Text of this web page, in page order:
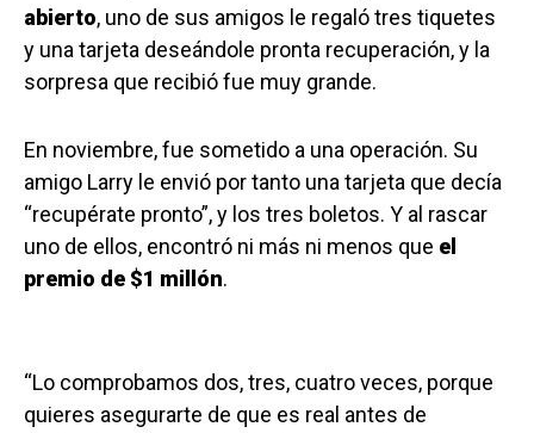
abierto, uno de sus amigos le regaló tres tiquetes
y una tarjeta deseándole pronta recuperación, y la
sorpresa que recibió fue muy grande.
En noviembre, fue sometido a una operación. Su
amigo Larry le envió por tanto una tarjeta que decía
“recupérate pronto”, y los tres boletos. Y al rascar
uno de ellos, encontró ni más ni menos que el
premio de $1 millón.
“Lo comprobamos dos, tres, cuatro veces, porque
quieres asegurarte de que es real antes de